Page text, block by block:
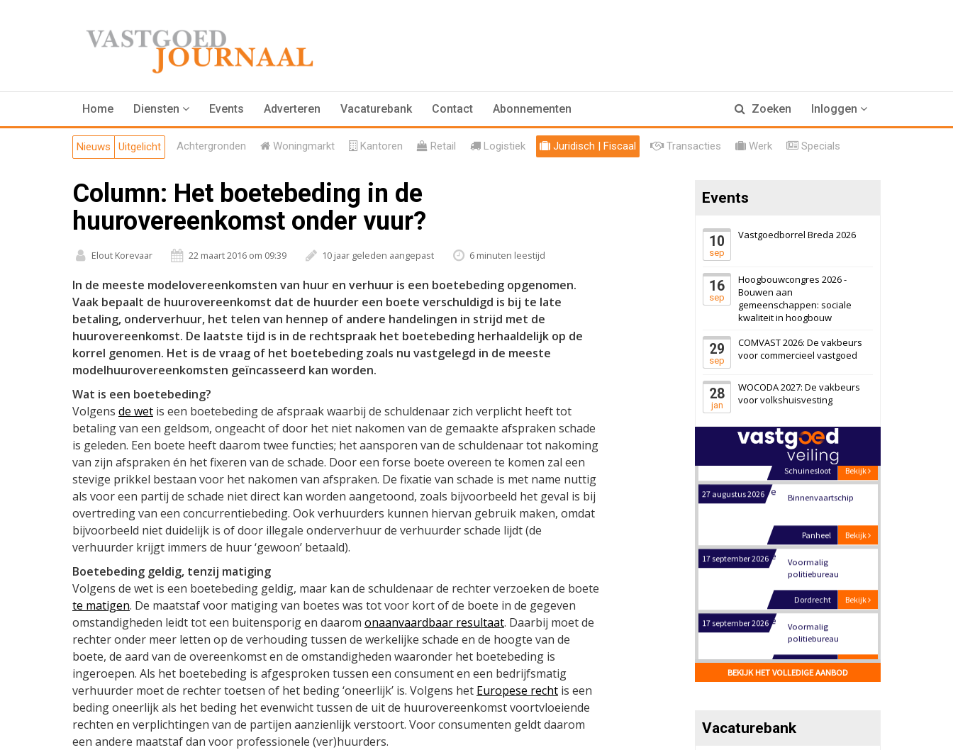
Home Diensten Events Adverteren Vacaturebank Contact Abonnementen Zoeken Inloggen
Nieuws Uitgelicht Achtergronden Woningmarkt Kantoren Retail Logistiek Juridisch | Fiscaal Transacties Werk Specials
Column: Het boetebeding in de
huurovereenkomst onder vuur?
Elout Korevaar 22 maart 2016 om 09:39 10 jaar geleden aangepast 6 minuten leestijd
In de meeste modelovereenkomsten van huur en verhuur is een boetebeding opgenomen.
Vaak bepaalt de huurovereenkomst dat de huurder een boete verschuldigd is bij te late
betaling, onderverhuur, het telen van hennep of andere handelingen in strijd met de
huurovereenkomst. De laatste tijd is in de rechtspraak het boetebeding herhaaldelijk op de
korrel genomen. Het is de vraag of het boetebeding zoals nu vastgelegd in de meeste
modelhuurovereenkomsten geïncasseerd kan worden.
Wat is een boetebeding?
Volgens de wet is een boetebeding de afspraak waarbij de schuldenaar zich verplicht heeft tot
betaling van een geldsom, ongeacht of door het niet nakomen van de gemaakte afspraken schade
is geleden. Een boete heeft daarom twee functies; het aansporen van de schuldenaar tot nakoming
van zijn afspraken én het fixeren van de schade. Door een forse boete overeen te komen zal een
stevige prikkel bestaan voor het nakomen van afspraken. De fixatie van schade is met name nuttig
als voor een partij de schade niet direct kan worden aangetoond, zoals bijvoorbeeld het geval is bij
overtreding van een concurrentiebeding. Ook verhuurders kunnen hiervan gebruik maken, omdat
bijvoorbeeld niet duidelijk is of door illegale onderverhuur de verhuurder schade lijdt (de
verhuurder krijgt immers de huur ‘gewoon’ betaald).
Boetebeding geldig, tenzij matiging
Volgens de wet is een boetebeding geldig, maar kan de schuldenaar de rechter verzoeken de boete
te matigen. De maatstaf voor matiging van boetes was tot voor kort of de boete in de gegeven
omstandigheden leidt tot een buitensporig en daarom onaanvaardbaar resultaat. Daarbij moet de
rechter onder meer letten op de verhouding tussen de werkelijke schade en de hoogte van de
boete, de aard van de overeenkomst en de omstandigheden waaronder het boetebeding is
ingeroepen. Als het boetebeding is afgesproken tussen een consument en een bedrijfsmatig
verhuurder moet de rechter toetsen of het beding ‘oneerlijk’ is. Volgens het Europese recht is een
beding oneerlijk als het beding het evenwicht tussen de uit de huurovereenkomst voortvloeiende
rechten en verplichtingen van de partijen aanzienlijk verstoort. Voor consumenten geldt daarom
een andere maatstaf dan voor professionele (ver)huurders.
Events
10
sep
Vastgoedborrel Breda 2026
16
sep
Hoogbouwcongres 2026 -
Bouwen aan
gemeenschappen: sociale
kwaliteit in hoogbouw
29
sep
COMVAST 2026: De vakbeurs
voor commercieel vastgoed
28
jan
WOCODA 2027: De vakbeurs
voor volkshuisvesting
17 september 2026
Voormalig
politiebureau
6 oktober 2026 Transformatieobject
Schiedam
22 september 2026 Attractiepark
Bekijk
Oranje
28 september 2026
bedrijventerrein
Schuinesloot
27 augustus 2026 Binnenvaartschip
17 september 2026
Voormalig
politiebureau
17 september 2026
Voormalig
politiebureau
17 september 2026
Voormalig
BEKIJK HET VOLLEDIGE AANBOD
Vacaturebank